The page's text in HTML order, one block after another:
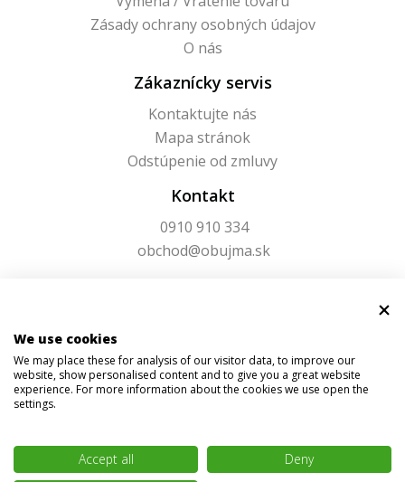
Zásady ochrany osobných údajov
O nás
Zákaznícky servis
Kontaktujte nás
Mapa stránok
Odstúpenie od zmluvy
Kontakt
0910 910 334
obchod@obujma.sk
We use cookies
We may place these for analysis of our visitor data, to improve our
website, show personalised content and to give you a great website
experience. For more information about the cookies we use open the
settings.
Accept all Deny